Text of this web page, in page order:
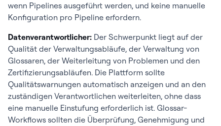
wenn Pipelines ausgeführt werden, und keine manuelle
Konfiguration pro Pipeline erfordern.
Datenverantwortlicher: Der Schwerpunkt liegt auf der
Qualität der Verwaltungsabläufe, der Verwaltung von
Glossaren, der Weiterleitung von Problemen und den
Zertifizierungsabläufen. Die Plattform sollte
Qualitätswarnungen automatisch anzeigen und an den
zuständigen Verantwortlichen weiterleiten, ohne dass
eine manuelle Einstufung erforderlich ist. Glossar-
Workflows sollten die Überprüfung, Genehmigung und